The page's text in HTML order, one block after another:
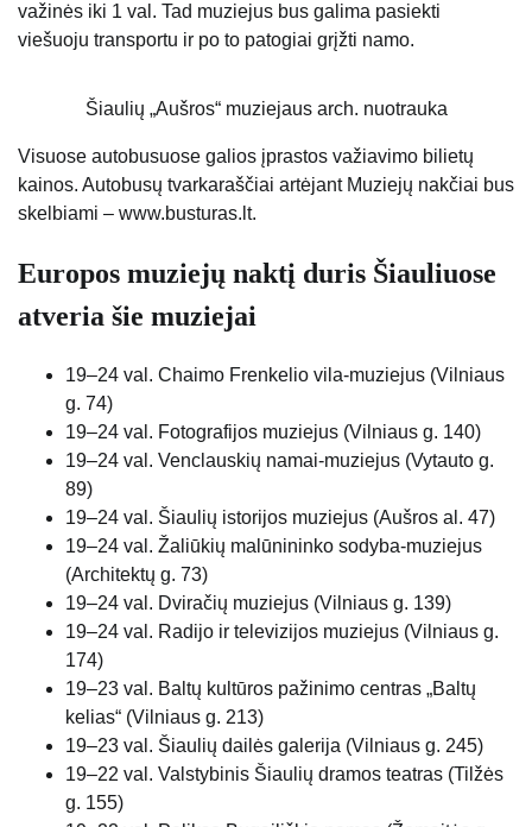
važinės iki 1 val. Tad muziejus bus galima pasiekti
viešuoju transportu ir po to patogiai grįžti namo.
Šiaulių „Aušros“ muziejaus arch. nuotrauka
Visuose autobusuose galios įprastos važiavimo bilietų
kainos. Autobusų tvarkaraščiai artėjant Muziejų nakčiai bus
skelbiami – www.busturas.lt.
Europos muziejų naktį duris Šiauliuose
atveria šie muziejai
19–24 val. Chaimo Frenkelio vila-muziejus (Vilniaus
g. 74)
19–24 val. Fotografijos muziejus (Vilniaus g. 140)
19–24 val. Venclauskių namai-muziejus (Vytauto g.
89)
19–24 val. Šiaulių istorijos muziejus (Aušros al. 47)
19–24 val. Žaliūkių malūnininko sodyba-muziejus
(Architektų g. 73)
19–24 val. Dviračių muziejus (Vilniaus g. 139)
19–24 val. Radijo ir televizijos muziejus (Vilniaus g.
174)
19–23 val. Baltų kultūros pažinimo centras „Baltų
kelias“ (Vilniaus g. 213)
19–23 val. Šiaulių dailės galerija (Vilniaus g. 245)
19–22 val. Valstybinis Šiaulių dramos teatras (Tilžės
g. 155)